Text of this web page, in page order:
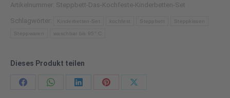
Artikelnummer: Steppbett-Das-Kochfeste-Kinderbetten-Set
Schlagwörter: Kinderbetten-Set kochfest Steppbett Steppkissen
Steppwaren waschbar bis 95° C
Dieses Produkt teilen
Share
Share
Share
Share
Share